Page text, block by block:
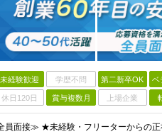
未経験歓迎 学歴不問 第二新卒OK ベ
休日120日 賞与複数月 上場企業